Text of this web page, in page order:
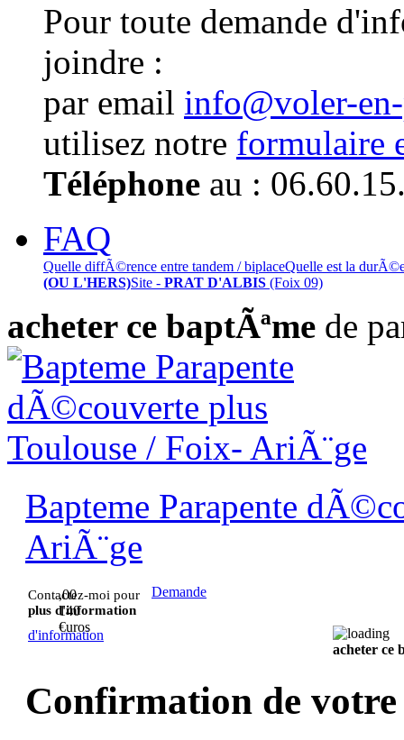
Pour toute demande
joindre :
par email info@voler-
utilisez notre formulaire
Téléphone au :
FAQ
Quelle diffÃ©rence entre tandem / biplaceQuelle est la
(OU L'HERS)Site - PRAT D'ALBIS (Foix 09)
acheter ce baptÃªme de
Bapteme Parapente
AriÃ¨ge
Contactez-moi pour
plus d'information
Demande
d'information
,00
140
€uros
acheter ce
Confirmation de votre